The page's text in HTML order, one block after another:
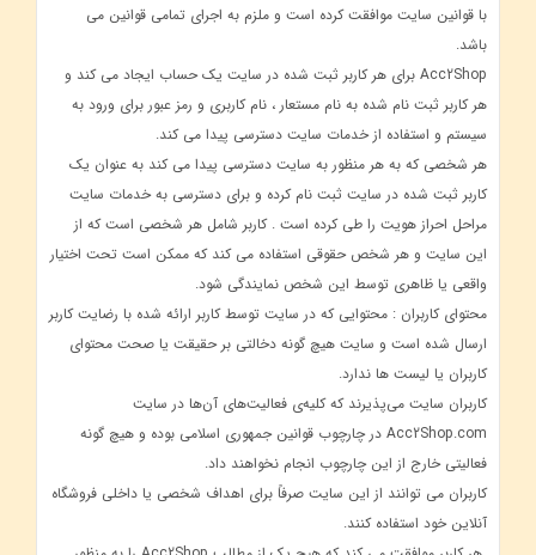
با قوانین سایت موافقت کرده است و ملزم به اجرای تمامی قوانین می
باشد.
Acc2Shop برای هر کاربر ثبت شده در سایت یک حساب ایجاد می کند و
هر کاربر ثبت نام شده به نام مستعار ، نام کاربری و رمز عبور برای ورود به
سیستم و استفاده از خدمات سایت دسترسی پیدا می کند.
هر شخصی که به هر منظور به سایت دسترسی پیدا می کند به عنوان یک
کاربر ثبت شده در سایت ثبت نام کرده و برای دسترسی به خدمات سایت
مراحل احراز هویت را طی کرده است . کاربر شامل هر شخصی است که از
این سایت و هر شخص حقوقی استفاده می کند که ممکن است تحت اختیار
واقعی یا ظاهری توسط این شخص نمایندگی شود.
محتوای کاربران : محتوایی که در سایت توسط کاربر ارائه شده با رضایت کاربر
ارسال شده است و سایت هیچ گونه دخالتی بر حقیقت یا صحت محتوای
کاربران یا لیست ها ندارد.
کاربران سایت می‌پذیرند که کلیه‌ی فعالیت‌های آن‌ها در سایت
Acc2Shop.com در چارچوب قوانین جمهوری اسلامی بوده و هیچ گونه
فعالیتی خارج از این چارچوب انجام نخواهند داد.
کاربران می توانند از این سایت صرفاً برای اهداف شخصی یا داخلی فروشگاه
آنلاین خود استفاده کنند.